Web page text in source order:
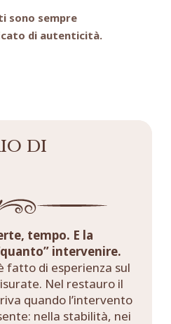
sono sempre
di autenticità.
di
tempo. E la
intervenire.
fatto di esperienza sul
Nel restauro il
quando l’intervento
nella stabilità, nei